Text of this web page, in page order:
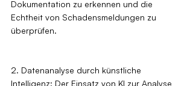
Dokumentation zu erkennen und die
Echtheit von Schadensmeldungen zu
überprüfen.
2. Datenanalyse durch künstliche
Intelligenz: Der Einsatz von KI zur Analyse